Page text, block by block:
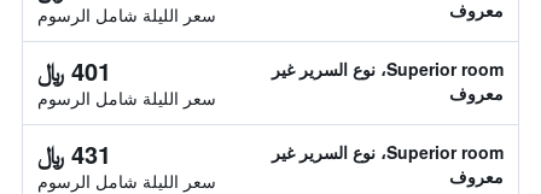
معروف
سعر الليلة شامل الرسوم
Superior room، نوع السرير غير
معروف
401 ﷼
سعر الليلة شامل الرسوم
Superior room، نوع السرير غير
معروف
431 ﷼
سعر الليلة شامل الرسوم